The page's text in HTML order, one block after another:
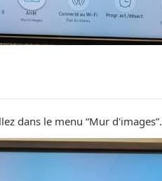
dans le menu “Mur d'images”.